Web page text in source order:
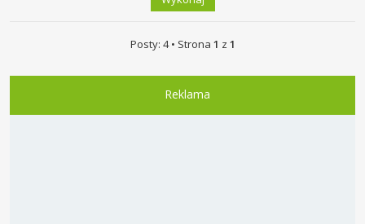
Posty: 4 • Strona 1 z 1
Reklama